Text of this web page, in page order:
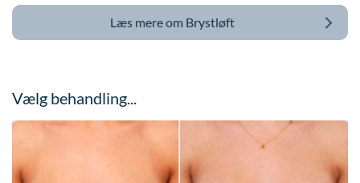
Læs mere om Brystløft
Vælg behandling...